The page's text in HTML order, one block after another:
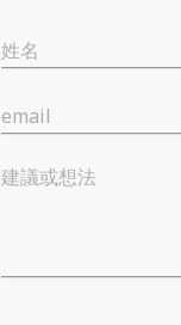
姓名
email
建議或想法